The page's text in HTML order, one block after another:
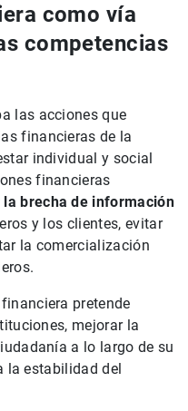
como vía
competencias
las acciones que
financieras de la
individual y social
financieras
brecha de información
y los clientes, evitar
la comercialización
pretende
mejorar la
a lo largo de su
la estabilidad del